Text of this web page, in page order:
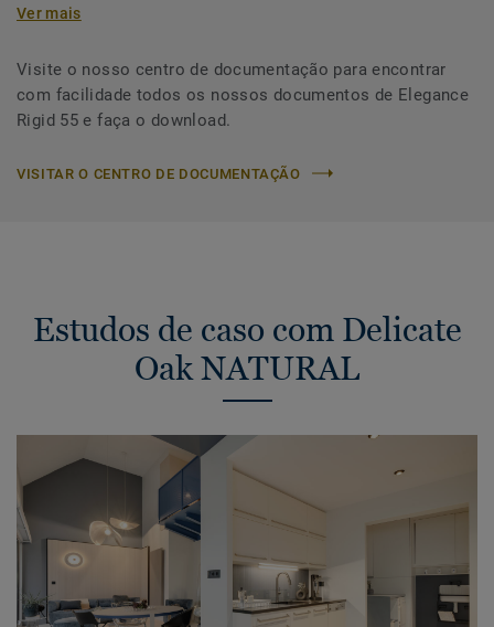
Ver mais
Visite o nosso centro de documentação para encontrar
com facilidade todos os nossos documentos de Elegance
Rigid 55 e faça o download.
VISITAR O CENTRO DE DOCUMENTAÇÃO
Estudos de caso com Delicate
Oak NATURAL